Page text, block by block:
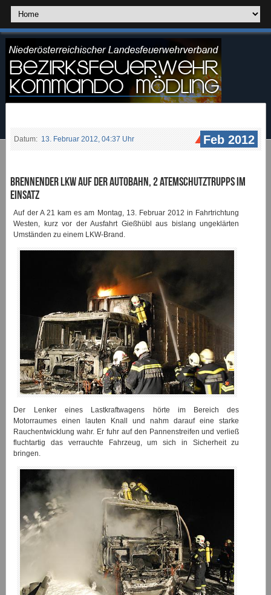
Datum: 13. Februar 2012, 04:37 Uhr Feb 2012
Brennender LKW auf der Autobahn, 2 Atemschutztrupps im
Einsatz
Auf der A 21 kam es am Montag, 13. Februar 2012 in Fahrtrichtung
Westen, kurz vor der Ausfahrt Gießhübl aus bislang ungeklärten
Umständen zu einem LKW-Brand.
Der Lenker eines Lastkraftwagens hörte im Bereich des
Motorraumes einen lauten Knall und nahm darauf eine starke
Rauchentwicklung wahr. Er fuhr auf den Pannenstreifen und verließ
fluchtartig das verrauchte Fahrzeug, um sich in Sicherheit zu
bringen.